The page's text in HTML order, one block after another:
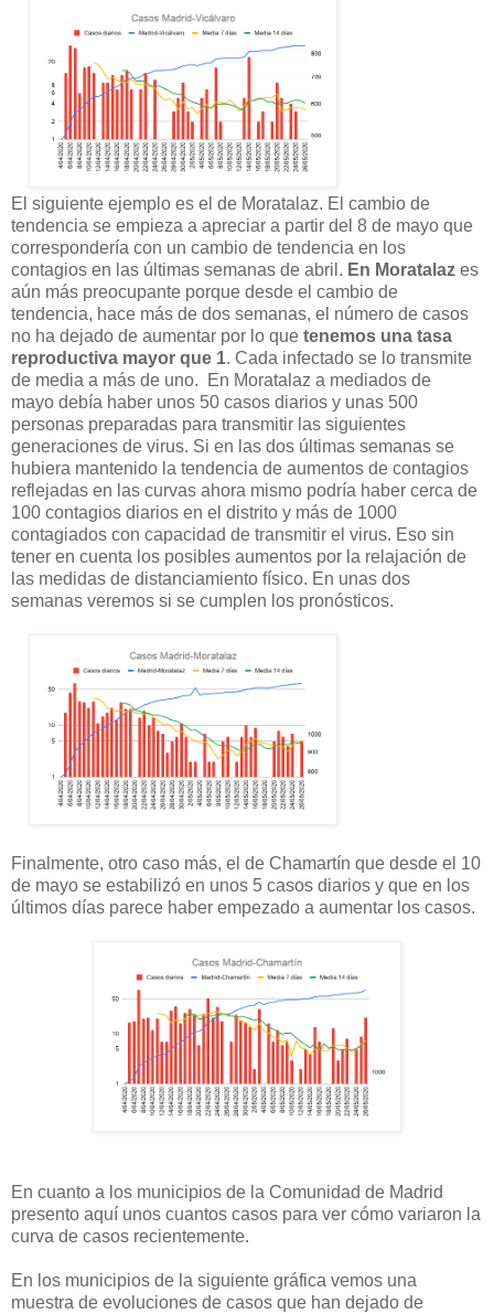
El siguiente ejemplo es el de Moratalaz. El cambio de
tendencia se empieza a apreciar a partir del 8 de mayo que
correspondería con un cambio de tendencia en los
contagios en las últimas semanas de abril. En Moratalaz es
aún más preocupante porque desde el cambio de
tendencia, hace más de dos semanas, el número de casos
no ha dejado de aumentar por lo que tenemos una tasa
reproductiva mayor que 1. Cada infectado se lo transmite
de media a más de uno. En Moratalaz a mediados de
mayo debía haber unos 50 casos diarios y unas 500
personas preparadas para transmitir las siguientes
generaciones de virus. Si en las dos últimas semanas se
hubiera mantenido la tendencia de aumentos de contagios
reflejadas en las curvas ahora mismo podría haber cerca de
100 contagios diarios en el distrito y más de 1000
contagiados con capacidad de transmitir el virus. Eso sin
tener en cuenta los posibles aumentos por la relajación de
las medidas de distanciamiento físico. En unas dos
semanas veremos si se cumplen los pronósticos.
Finalmente, otro caso más, el de Chamartín que desde el 10
de mayo se estabilizó en unos 5 casos diarios y que en los
últimos días parece haber empezado a aumentar los casos.
En cuanto a los municipios de la Comunidad de Madrid
presento aquí unos cuantos casos para ver cómo variaron la
curva de casos recientemente.
En los municipios de la siguiente gráfica vemos una
muestra de evoluciones de casos que han dejado de